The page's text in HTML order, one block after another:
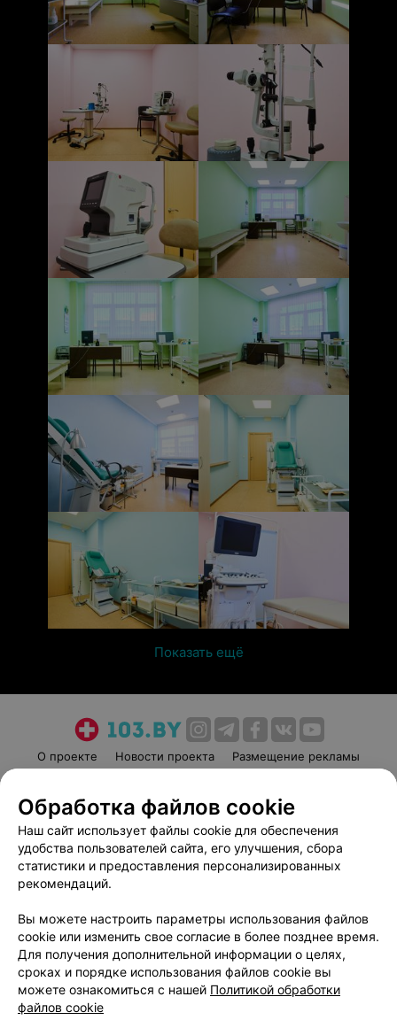
Показать ещё
О проекте Новости проекта
Размещение рекламы
Пользовательское соглашение
Способы оплаты
Вакансии
Партнеры
Написать руководителю 103.by
Обработка персональных данных
Обработка файлов cookie
Наш сайт использует файлы cookie для обеспечения
удобства пользователей сайта, его улучшения, сбора
статистики и предоставления персонализированных
рекомендаций.
Вы можете настроить параметры использования файлов
cookie или изменить свое согласие в более позднее время.
Для получения дополнительной информации о целях,
сроках и порядке использования файлов cookie вы
можете ознакомиться с нашей Политикой обработки
файлов cookie